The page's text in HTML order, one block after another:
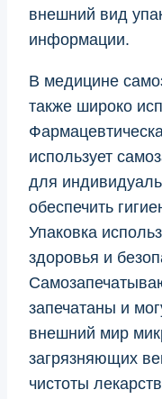
внешний вид
информации.
В медицине
также широко
использует
для
обеспечить
Упаковка
здоровья и
запечатаны и
внешний мир
загрязняющих
чистоты